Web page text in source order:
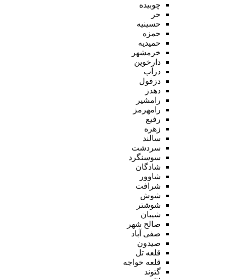
چوبیده
حر
حسینیه
حمزه
حمیدیه
خرمشهر
دارخوین
دزآب
دزفول
دهدز
رامشیر
رامهرمز
رفیع
زهره
سالند
سردشت
سوسنگرد
شادگان
شاوور
شرافت
شوش
شوشتر
شیبان
صالح شهر
صفی آباد
صیدون
قلعه تل
قلعه خواجه
گتوند